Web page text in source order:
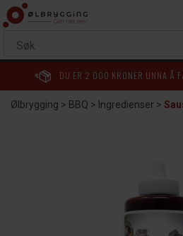
DU ER 2 000 KRONER UNNA Å
Ølbrygging>BBQ> Ingredienser>